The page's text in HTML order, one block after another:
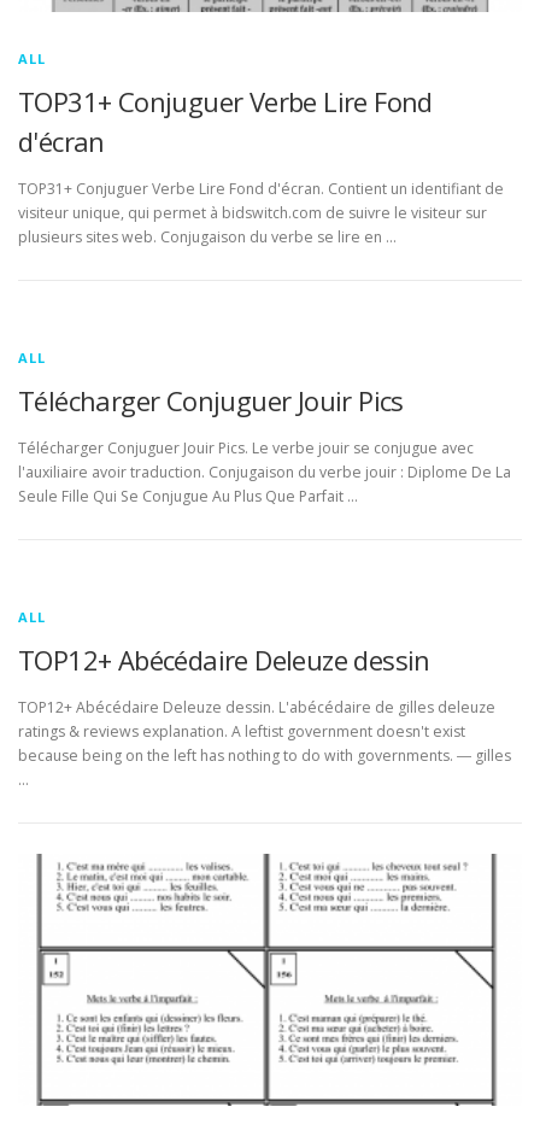
ALL
TOP31+ Conjuguer Verbe Lire Fond
d'écran
TOP31+ Conjuguer Verbe Lire Fond d'écran. Contient un identifiant de
visiteur unique, qui permet à bidswitch.com de suivre le visiteur sur
plusieurs sites web. Conjugaison du verbe se lire en …
ALL
Télécharger Conjuguer Jouir Pics
Télécharger Conjuguer Jouir Pics. Le verbe jouir se conjugue avec
l'auxiliaire avoir traduction. Conjugaison du verbe jouir : Diplome De La
Seule Fille Qui Se Conjugue Au Plus Que Parfait …
ALL
TOP12+ Abécédaire Deleuze dessin
TOP12+ Abécédaire Deleuze dessin. L'abécédaire de gilles deleuze
ratings & reviews explanation. A leftist government doesn't exist
because being on the left has nothing to do with governments. ― gilles
…